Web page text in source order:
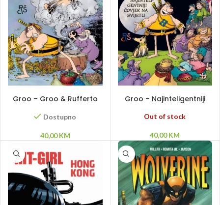
Groo – Groo & Rufferto
Dostupno
40,00KM
Groo – Najinteligentniji
Out of stock
40,00KM